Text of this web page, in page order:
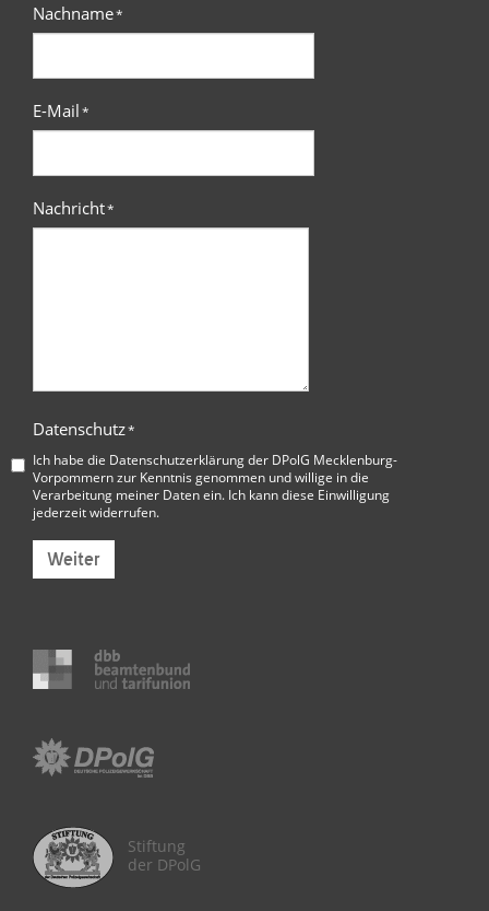
Nachname*
E-Mail*
Nachricht*
Datenschutz*
Ich habe die Datenschutzerklärung der DPolG Mecklenburg-
Vorpommernzur Kenntnis genommen und willige in die
Verarbeitung meiner Daten ein. Ich kann diese Einwilligung
jederzeit widerrufen.
Weiter
Stiftung
der DPolG